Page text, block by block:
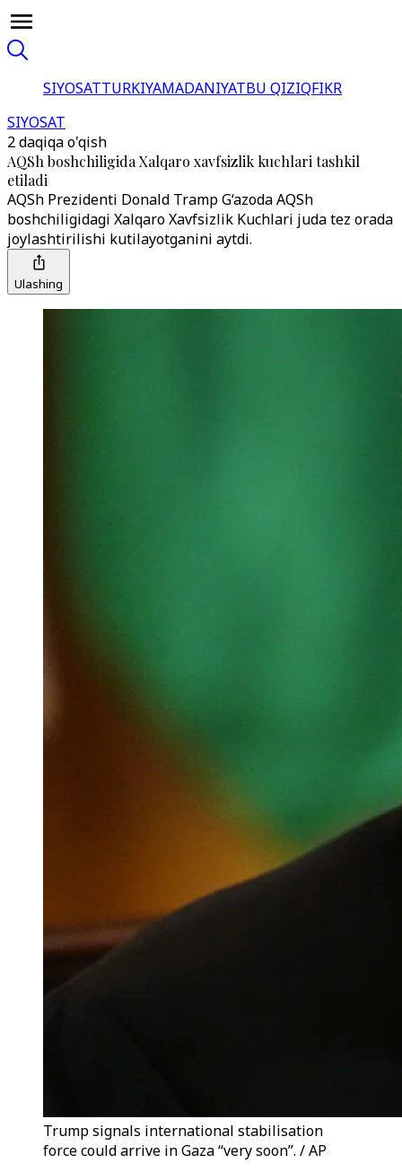
SIYOSATTURKIYAMADANIYATBU QIZIQFIKR
SIYOSAT
2 daqiqa o'qish
AQSh boshchiligida Xalqaro xavfsizlik kuchlari tashkil
etiladi
AQSh Prezidenti Donald Tramp G‘azoda AQSh
boshchiligidagi Xalqaro Xavfsizlik Kuchlari juda tez orada
joylashtirilishi kutilayotganini aytdi.
Ulashing
Trump signals international stabilisation
force could arrive in Gaza “very soon”. / AP